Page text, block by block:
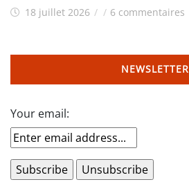
18 juillet 2026 / / 6 commentaires
NEWSLETTER
Your email: